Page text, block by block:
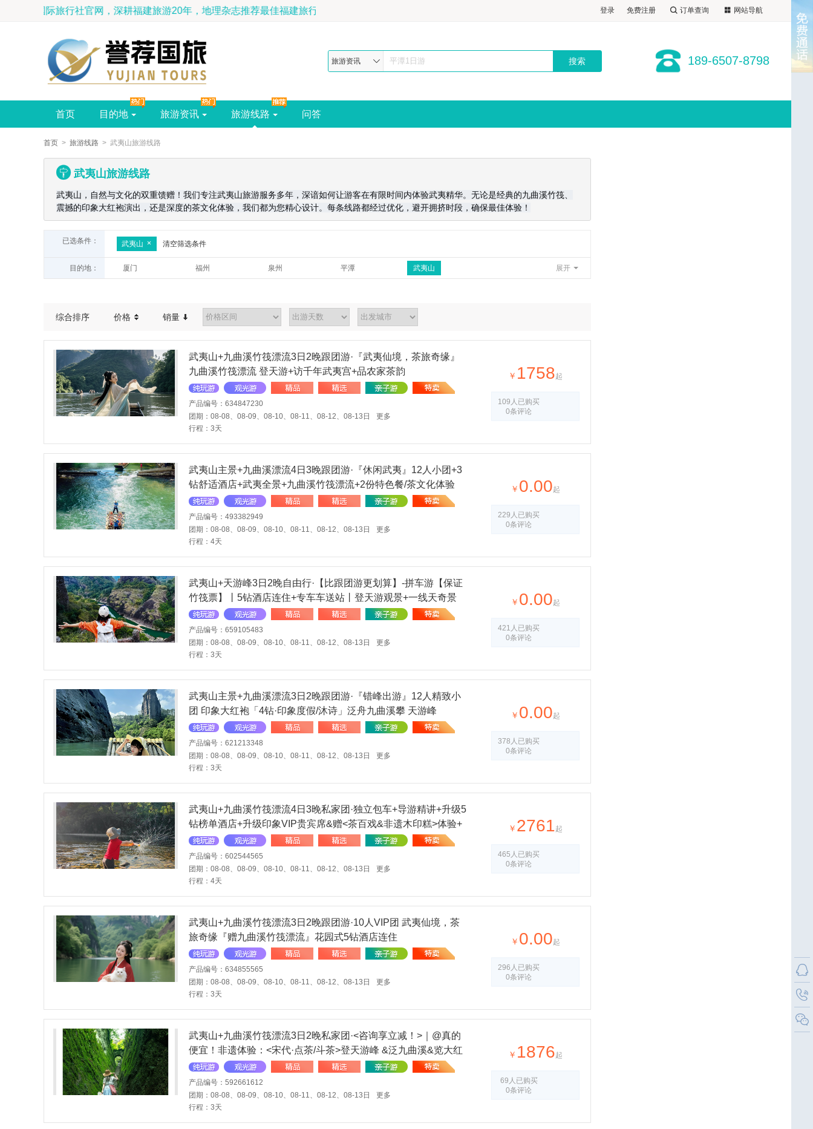
福建誉荐国际旅行社官网，深耕福建旅游20年，地理杂志推荐最佳福建旅行社-预订电话:189-6507-8798 登录 免费注册 订单查询 网站导航
旅游资讯 189-6507-8798
首页 目的地 旅游资讯 旅游线路 问答
首页 > 旅游线路 > 武夷山旅游线路
武夷山旅游线路
武夷山，自然与文化的双重馈赠！我们专注武夷山旅游服务多年，深谙如何让游客在有限时间内体验武夷精华。无论是经典的九曲溪竹筏、
震撼的印象大红袍演出，还是深度的茶文化体验，我们都为您精心设计。每条线路都经过优化，避开拥挤时段，确保最佳体验！
已选条件： 武夷山 清空筛选条件
目的地： 厦门 福州 泉州 平潭
武夷山
展开
综合排序 价格 销量
武夷山+九曲溪竹筏漂流3日2晚跟团游·『武夷仙境，茶旅奇缘』
九曲溪竹筏漂流 登天游+访千年武夷宫+品农家茶韵
产品编号：634847230
团期：08-08、08-09、08-10、08-11、08-12、08-13日
更多
行程：3天
￥ 1758起
109人已购买
0条评论
武夷山主景+九曲溪漂流4日3晚跟团游·『休闲武夷』12人小团+3
钻舒适酒店+武夷全景+九曲溪竹筏漂流+2份特色餐/茶文化体验
产品编号：493382949
团期：08-08、08-09、08-10、08-11、08-12、08-13日
更多
行程：4天
￥ 0.00起
229人已购买
0条评论
武夷山+天游峰3日2晚自由行·【比跟团游更划算】-拼车游【保证
竹筏票】丨5钻酒店连住+专车车送站丨登天游观景+一线天奇景
+万春园【赠】采茶制茶+汉服体验【赠】全程导游精讲
产品编号：659105483
团期：08-08、08-09、08-10、08-11、08-12、08-13日
更多
行程：3天
￥ 0.00起
421人已购买
0条评论
武夷山主景+九曲溪漂流3日2晚跟团游·『错峰出游』12人精致小
团 印象大红袍「4钻·印象度假/沐诗」泛舟九曲溪攀 天游峰
产品编号：621213348
团期：08-08、08-09、08-10、08-11、08-12、08-13日
更多
行程：3天
￥ 0.00起
378人已购买
0条评论
武夷山+九曲溪竹筏漂流4日3晚私家团·独立包车+导游精讲+升级5
钻榜单酒店+升级印象VIP贵宾席&赠<茶百戏&非遗木印糕>体验+
1正餐闽北特色餐|价格不贵，服务很好，行程可调，和不认识的
拼车？不可能！我的行程我做主。
产品编号：602544565
团期：08-08、08-09、08-10、08-11、08-12、08-13日
更多
行程：4天
￥ 2761起
465人已购买
0条评论
武夷山+九曲溪竹筏漂流3日2晚跟团游·10人VIP团 武夷仙境，茶
旅奇缘『赠九曲溪竹筏漂流』花园式5钻酒店连住
产品编号：634855565
团期：08-08、08-09、08-10、08-11、08-12、08-13日
更多
行程：3天
￥ 0.00起
296人已购买
0条评论
武夷山+九曲溪竹筏漂流3日2晚私家团·<咨询享立减！>｜@真的
便宜！非遗体验：<宋代·点茶/斗茶>登天游峰 &泛九曲溪&览大红
袍母树｜〓A线高分自选4钻·B线自选酒店·C线4钻美宿｜全程1V1
线上管家
产品编号：592661612
团期：08-08、08-09、08-10、08-11、08-12、08-13日
更多
行程：3天
￥ 1876起
69人已购买
0条评论